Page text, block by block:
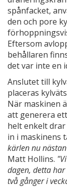
spånfacket,
den och pore
Eftersom
behållaren
det var inte en
Anslutet till
placeras
När maskinen
att generera
helt enkelt
in i maskinens
kärlen nu
Matt Hollins.
dagen, detta
två gånger i